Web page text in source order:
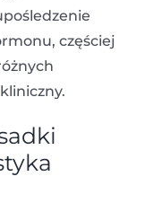
częściej